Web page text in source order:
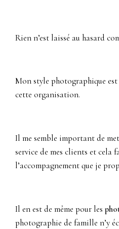
Rien n’est laissé au hasard
Mon style photographique
cette organisation.
Il me semble important de
service de mes clients et cela
l’accompagnement que je
Il en est de même pour les
photographie de famille n’y